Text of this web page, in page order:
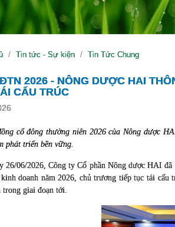
Tin tức - Sự kiện Tin Tức Chung
2026 - NÔNG DƯỢC HAI
CẤU TRÚC
cổ đông thường niên 2026 của Nông dược
phát triển bền vững.
26/06/2026, Công ty Cổ phần Nông dược HAI
kinh doanh năm 2026, chủ trương tiếp tục tái
trong giai đoạn tới.